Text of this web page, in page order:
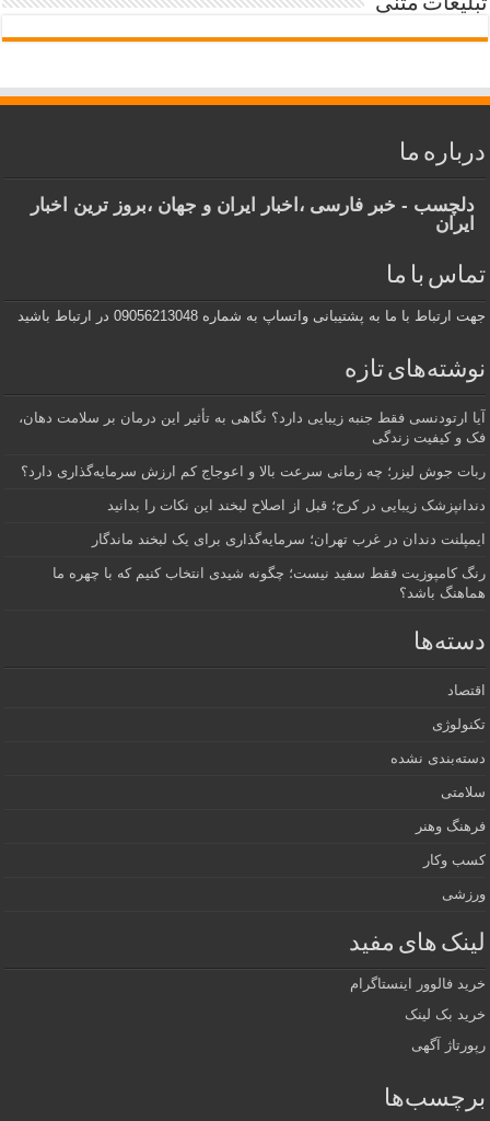
تبلیغات متنی
درباره ما
دلچسب - خبر فارسی ،اخبار ایران و جهان ،بروز ترین اخبار
ایران
تماس با ما
جهت ارتباط با ما به پشتیبانی واتساپ به شماره 09056213048 در ارتباط باشید
نوشته‌های تازه
آیا ارتودنسی فقط جنبه زیبایی دارد؟ نگاهی به تأثیر این درمان بر سلامت دهان،
فک و کیفیت زندگی
ربات جوش لیزر؛ چه زمانی سرعت بالا و اعوجاج کم ارزش سرمایه‌گذاری دارد؟
دندانپزشک زیبایی در کرج؛ قبل از اصلاح لبخند این نکات را بدانید
ایمپلنت دندان در غرب تهران؛ سرمایه‌گذاری برای یک لبخند ماندگار
رنگ کامپوزیت فقط سفید نیست؛ چگونه شیدی انتخاب کنیم که با چهره ما
هماهنگ باشد؟
دسته‌ها
اقتصاد
تکنولوژی
دسته‌بندی نشده
سلامتی
فرهنگ وهنر
کسب وکار
ورزشی
لینک های مفید
خرید فالوور اینستاگرام
خرید بک لینک
رپورتاژ آگهی
برچسب‌ها